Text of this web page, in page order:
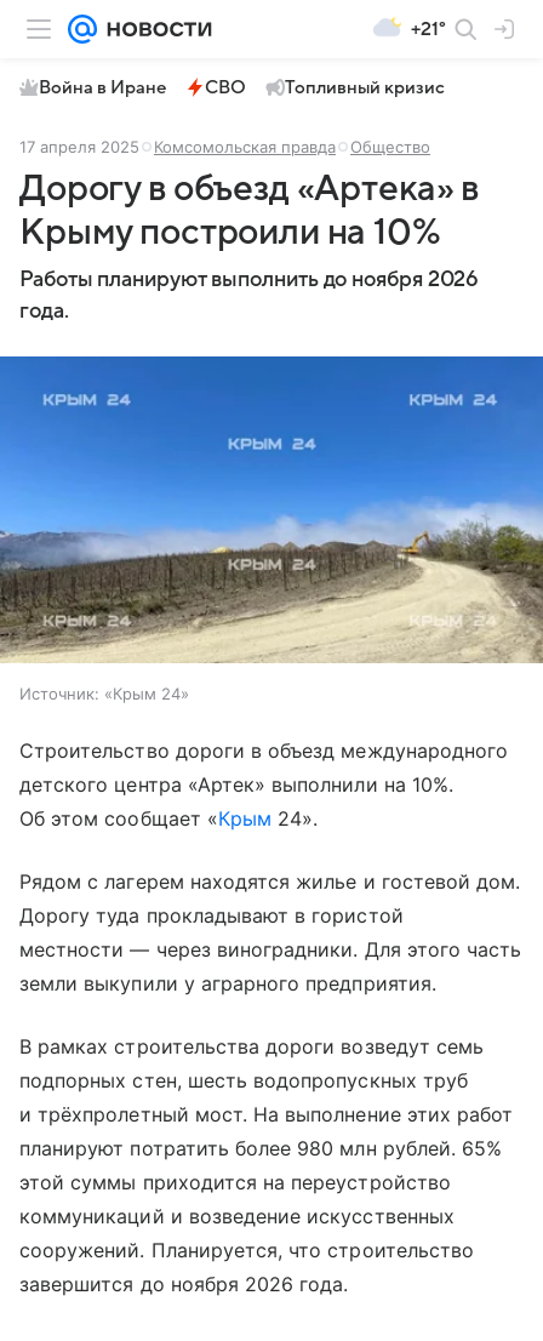
+21°
Война в Иране СВО Топливный кризис
17 апреля 2025 Комсомольская правда Общество
Дорогу в объезд «Артека» в
Крыму построили на 10%
Работы планируют выполнить до ноября 2026
года.
Источник: «Крым 24»
Строительство дороги в объезд международного
детского центра «Артек» выполнили на 10%.
Об этом сообщает «Крым 24».
Рядом с лагерем находятся жилье и гостевой дом.
Дорогу туда прокладывают в гористой
местности — через виноградники. Для этого часть
земли выкупили у аграрного предприятия.
В рамках строительства дороги возведут семь
подпорных стен, шесть водопропускных труб
и трёхпролетный мост. На выполнение этих работ
планируют потратить более 980 млн рублей. 65%
этой суммы приходится на переустройство
коммуникаций и возведение искусственных
сооружений. Планируется, что строительство
завершится до ноября 2026 года.